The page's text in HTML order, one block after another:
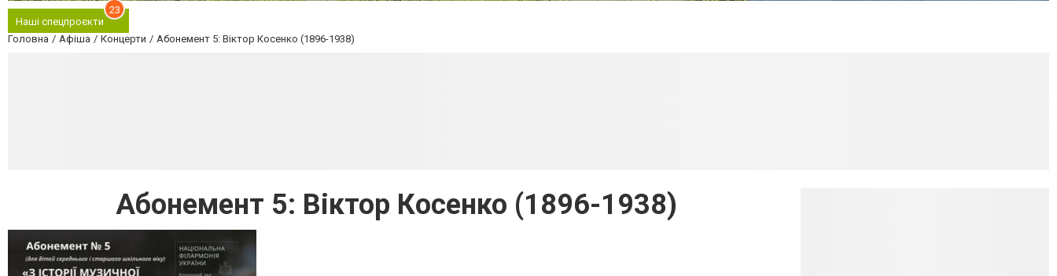
Наші спецпроєкти
23
Головна Афіша Концерти Абонемент 5: Віктор Косенко (1896-1938)
Абонемент 5: Віктор Косенко (1896-1938)